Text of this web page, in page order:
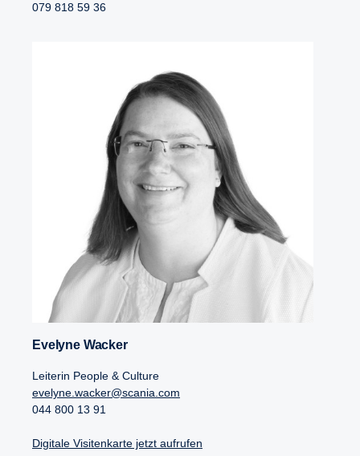
079 818 59 36
Evelyne Wacker
Leiterin People & Culture
evelyne.wacker@scania.com
044 800 13 91
Digitale Visitenkarte jetzt aufrufen